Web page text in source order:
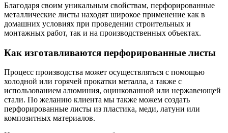
Благодаря своим уникальным свойствам, перфорированные
металлические листы находят широкое применение как в
домашних условиях при проведении строительных и
монтажных работ, так и на производственных объектах.
Как изготавливаются перфорированные листы
Процесс производства может осуществляться с помощью
холодной или горячей прокатки металла, а также с
использованием алюминия, оцинкованной или нержавеющей
стали. По желанию клиента мы также можем создать
перфорированные листы из пластика, меди, латуни или
композитных материалов.